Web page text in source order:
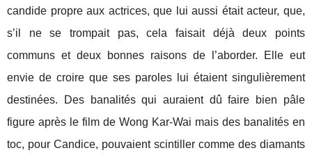
candide propre aux actrices, que lui aussi était acteur, que,
s’il ne se trompait pas, cela faisait déjà deux points
communs et deux bonnes raisons de l’aborder. Elle eut
envie de croire que ses paroles lui étaient singulièrement
destinées. Des banalités qui auraient dû faire bien pâle
figure après le film de Wong Kar-Wai mais des banalités en
toc, pour Candice, pouvaient scintiller comme des diamants